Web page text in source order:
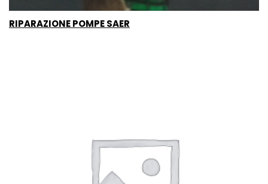
RIPARAZIONE POMPE SAER